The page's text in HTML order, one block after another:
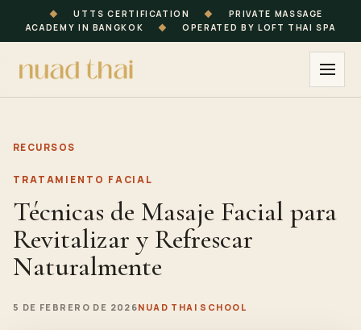
◆ UTTS CERTIFICATION ◆
PRIVATE MASSAGE
ACADEMY IN BANGKOK
◆ OPERATED BY LOFT THAI SPA
RECURSOS
TRATAMIENTO FACIAL
Técnicas de Masaje Facial para
Revitalizar y Refrescar
Naturalmente
5 DE FEBRERO DE 2026NUAD THAI SCHOOL